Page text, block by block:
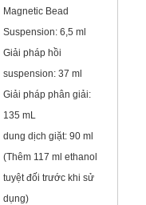
Magnetic Bead
Suspension: 6,5 ml
Giải pháp hồi
suspension: 37 ml
Giải pháp phân giải:
135 mL
dung dịch giặt: 90 ml
(Thêm 117 ml ethanol
tuyệt đối trước khi sử
dụng)